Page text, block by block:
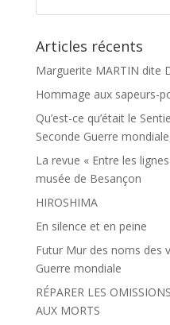
Articles récents
Marguerite MARTIN dite
Hommage aux sapeurs-
Qu’est-ce qu’était le
Seconde Guerre
La revue « Entre les
musée de Besançon
HIROSHIMA
En silence et en peine
Futur Mur des noms des
Guerre mondiale
RÉPARER LES
AUX MORTS